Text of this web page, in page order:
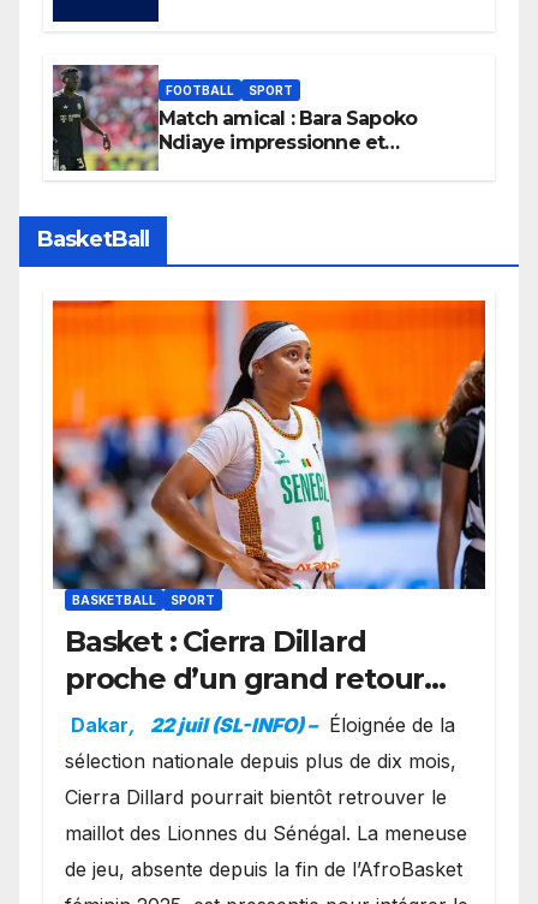
FOOTBALL SPORT
Match amical : Bara Sapoko
Ndiaye impressionne et
BasketBall
BASKETBALL SPORT
Basket : Cierra Dillard
proche d’un grand retour
avec les Lionnes ?
Dakar, 22 juil (SL-INFO) – Éloignée de la
sélection nationale depuis plus de dix mois,
Cierra Dillard pourrait bientôt retrouver le
maillot des Lionnes du Sénégal. La meneuse
de jeu, absente depuis la fin de l’AfroBasket